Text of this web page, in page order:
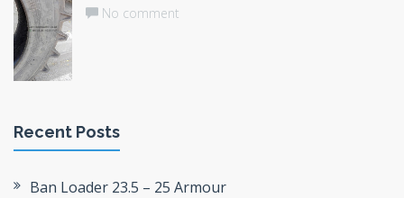
No comment
Recent Posts
Ban Loader 23.5 – 25 Armour